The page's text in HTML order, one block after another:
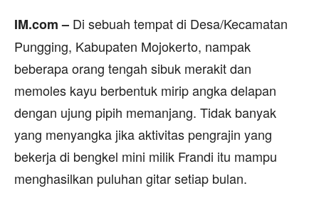
IM.com – Di sebuah tempat di Desa/Kecamatan
Pungging, Kabupaten Mojokerto, nampak
beberapa orang tengah sibuk merakit dan
memoles kayu berbentuk mirip angka delapan
dengan ujung pipih memanjang. Tidak banyak
yang menyangka jika aktivitas pengrajin yang
bekerja di bengkel mini milik Frandi itu mampu
menghasilkan puluhan gitar setiap bulan.